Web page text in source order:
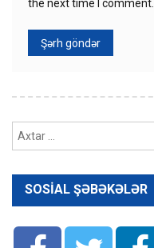
the next time I comment.
SOSIAL ŞƏBƏKƏLƏR